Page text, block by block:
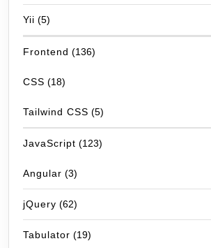
Yii (5)
Frontend (136)
CSS (18)
Tailwind CSS (5)
JavaScript (123)
Angular (3)
jQuery (62)
Tabulator (19)